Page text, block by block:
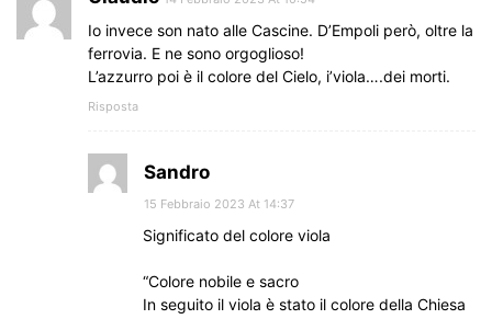
Io invece son nato alle Cascine. D’Empoli però, oltre la
ferrovia. E ne sono orgoglioso!
L’azzurro poi è il colore del Cielo, i’viola….dei morti.
Risposta
Sandro
15 Febbraio 2023 At 14:37
Significato del colore viola
“Colore nobile e sacro
In seguito il viola è stato il colore della Chiesa